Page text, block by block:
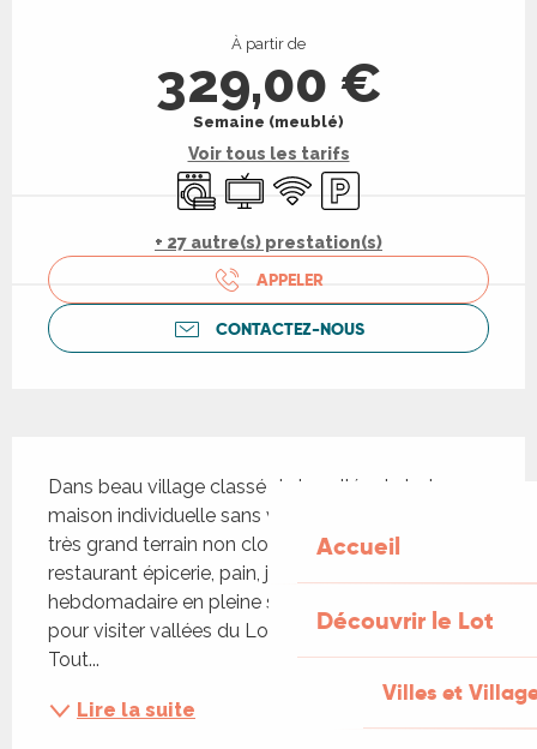
Accueil
Découvrir le Lot
Villes et
À partir de
329,00 €
Semaine (meublé)
Voir tous les tarifs
Lave lingeTélévision
WiFi Parking
+ 27 autre(s) prestation(s)
APPELER
CONTACTEZ-NOUS
Dans beau village classé de la vallée du Lot,
maison individuelle sans vis à vis, non mitoyenne,
très grand terrain non clos ombragé . A 150m bar/
restaurant épicerie, pain, journaux. Animation
hebdomadaire en pleine saison. -Départ idéal
pour visiter vallées du Lot; du Célé de l''Aveyron . -
Tout...
Lire la suite